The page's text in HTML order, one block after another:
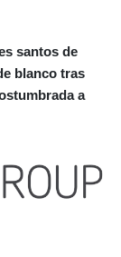
santos de
blanco tras
a